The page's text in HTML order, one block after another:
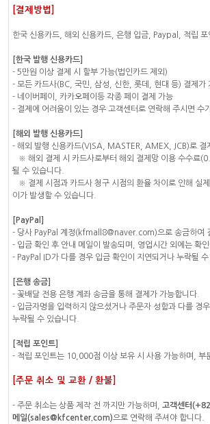
[결제방법]
한국 신용카드, 해외 신용카드, 은행 입금, Paypal, 적립 포
[한국 발행 신용카드]
- 5만원 이상 결제 시 할부 가능(법인카드 제외)
- 모든 카드사(BC, 국민, 삼성, 신한, 롯데, 현대 등) 결제가
- 네이버페이, 카카오페이등 각종 페이 결제 가능
- 결제에 어려움이 있는 경우 고객센터로 연락해 주시면 수
[해외 발행 신용카드]
- 해외 발행 신용카드(VISA, MASTER, AMEX, JCB)로 결
※ 해외 결제 시 카드사로부터 해외 결제망 이용 수수료
될 수 있습니다.
※ 결제 시점과 카드사 청구 시점의 환율 차이로 인해 실
이가 발생할 수 있습니다.
[PayPal]
- 당사 PayPal 계정(kfmall8@naver.com)으로 송금하여
- 입금 확인 후 안내 메일이 발송되며, 영업시간 외에는 확
- PayPal ID가 다를 경우 입금 확인이 지연되거나 누락될 수
[은행 송금]
- 꽃배달 전용 은행 계좌 송금을 통해 결제가 가능합니다.
- 입금자명을 입력하지 않으셨거나 주문자 성함과 다를 경
누락될 수 있습니다.
[적립 포인트]
- 적립 포인트는 10,000점 이상 보유 시 사용 가능하며, 부
[주문 취소 및 교환 / 환불]
- 주문 취소는 상품 제작 전 까지만 가능하며, 고객센터
메일(sales@kfcenter.com)으로 연락해 주셔야 합니다.